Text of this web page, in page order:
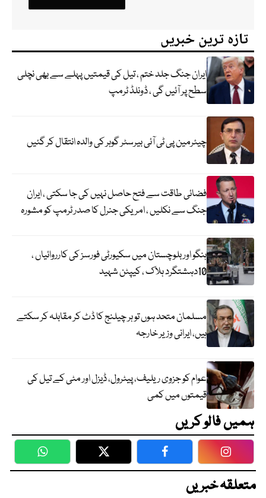
تازہ ترین خبریں
ایران جنگ جلد ختم ، تیل کی قیمتیں پہلے سے بھی نچلی
سطح پر آئیں گی ، ڈونلڈ ٹرمپ
چیئرمین پی ٹی آئی بیرسٹر گوہر کی والدہ انتقال کر گئیں
فضائی طاقت سے فتح حاصل نہیں کی جا سکتی ، ایران
جنگ سے نکلیں ، امریکی جنرل کا صدر ٹرمپ کو مشورہ
ہنگو اور بلوچستان میں سکیورٹی فورسز کی کارروائیاں ،
10دہشتگرد ہلاک ، کیپٹن شہید
مسلمان متحد ہوں تو ہر چیلنج کا ڈٹ کر مقابلہ کر سکتے
ہیں، ایرانی وزیر خارجہ
عوام کو جزوی ریلیف، پیٹرول، ڈیزل اور مٹی کے تیل کی
قیمتوں میں کمی
ہمیں فالو کریں
WhatsApp Twitter Facebook
متعلقہ خبریں